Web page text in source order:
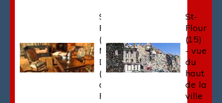
St-
Flour
(15) -
Musée
Douet
(Musée
de
France)
St-
Flour
(15)
- vue
du
haut
de la
ville